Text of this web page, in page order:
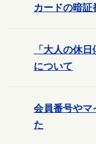
カードの暗証
「大人の休
について
会員番号やマ
た